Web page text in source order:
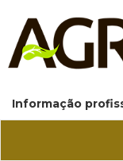
Informação